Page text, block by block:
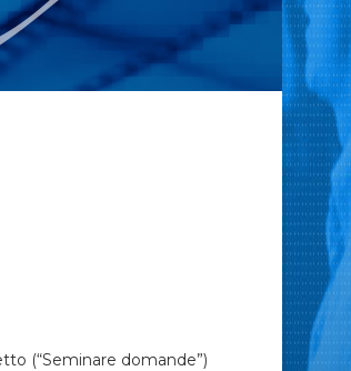
(“Seminare domande”)